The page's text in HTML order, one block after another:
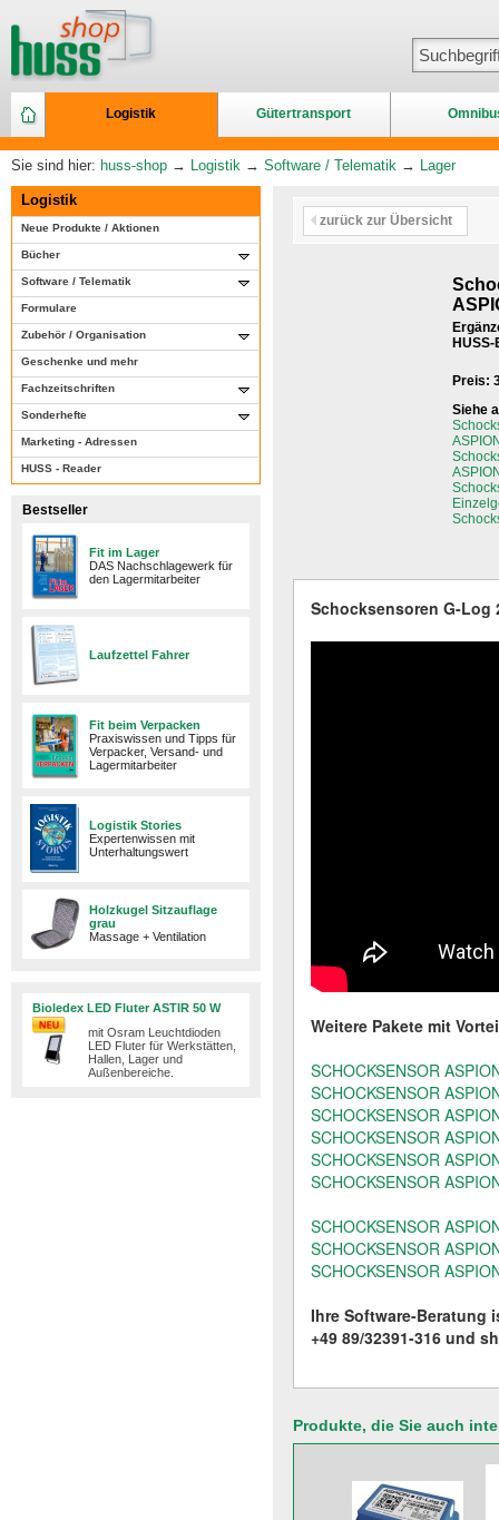
Logistik Gütertransport
Sie sind hier: huss-shop → Logistik → Software / Telematik → Lager
Logistik
Neue Produkte / Aktionen
Bücher
Software / Telematik
Formulare
Zubehör / Organisation
Geschenke und mehr
Fachzeitschriften
Sonderhefte
Marketing - Adressen
HUSS - Reader
Bestseller
Fit im Lager
DAS Nachschlagewerk für
den Lagermitarbeiter
Laufzettel Fahrer
Fit beim Verpacken
Praxiswissen und Tipps für
Verpacker, Versand- und
Lagermitarbeiter
Logistik Stories
Expertenwissen mit
Unterhaltungswert
Holzkugel Sitzauflage
grau
Massage + Ventilation
Bioledex LED Fluter ASTIR 50 W
mit Osram Leuchtdioden
LED Fluter für Werkstätten,
Hallen, Lager und
Außenbereiche.
zurück zur Übersicht
Preis:
Siehe
Schocksensoren G-Log
Weitere Pakete mit
SCHOCKSENSOR
SCHOCKSENSOR
SCHOCKSENSOR
SCHOCKSENSOR
SCHOCKSENSOR
SCHOCKSENSOR
SCHOCKSENSOR
SCHOCKSENSOR
SCHOCKSENSOR
Ihre Software-Beratung
+49 89/32391-316 und
Produkte, die Sie auch